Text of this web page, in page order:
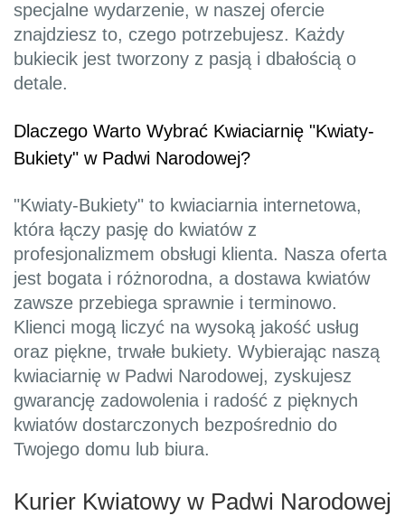
specjalne wydarzenie, w naszej ofercie
znajdziesz to, czego potrzebujesz. Każdy
bukiecik jest tworzony z pasją i dbałością o
detale.
Dlaczego Warto Wybrać Kwiaciarnię "Kwiaty-
Bukiety" w Padwi Narodowej?
"Kwiaty-Bukiety" to kwiaciarnia internetowa,
która łączy pasję do kwiatów z
profesjonalizmem obsługi klienta. Nasza oferta
jest bogata i różnorodna, a dostawa kwiatów
zawsze przebiega sprawnie i terminowo.
Klienci mogą liczyć na wysoką jakość usług
oraz piękne, trwałe bukiety. Wybierając naszą
kwiaciarnię w Padwi Narodowej, zyskujesz
gwarancję zadowolenia i radość z pięknych
kwiatów dostarczonych bezpośrednio do
Twojego domu lub biura.
Kurier Kwiatowy w Padwi Narodowej